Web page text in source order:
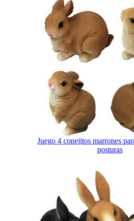
Juego 4 conejitos marrones
posturas